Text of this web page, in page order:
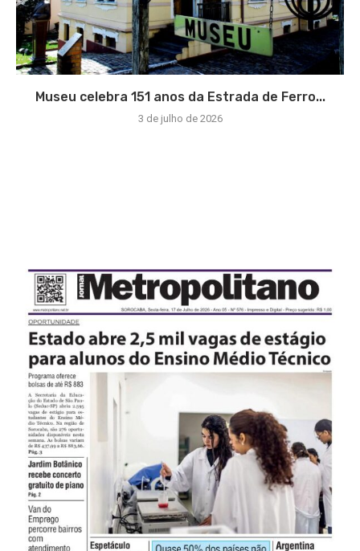
Museu celebra 151 anos da Estrada de Ferro...
3 de julho de 2026